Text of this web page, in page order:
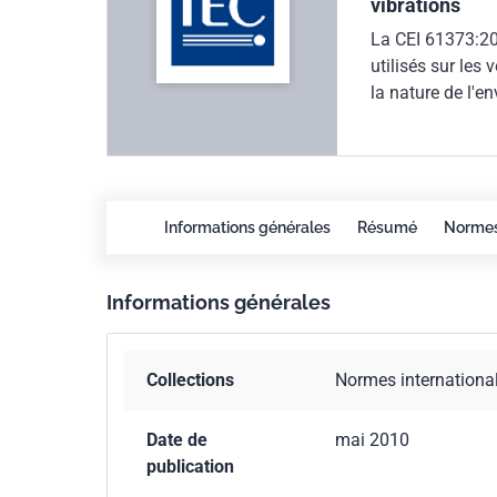
vibrations
La CEI
utilisés sur les
la nature de
qualité d'un
d'accélération;-
Informations générales Résumé
Informations générales
Collections Normes
Date de
publication
mai 2010